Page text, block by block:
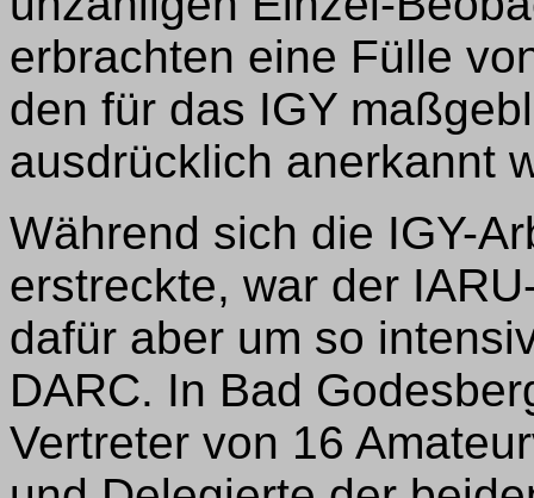
erbrachten eine Fülle
den für das IGY
ausdrücklich anerkannt
Während sich die IGY-
erstreckte, war der
dafür aber um so
DARC. In Bad
Vertreter von 16